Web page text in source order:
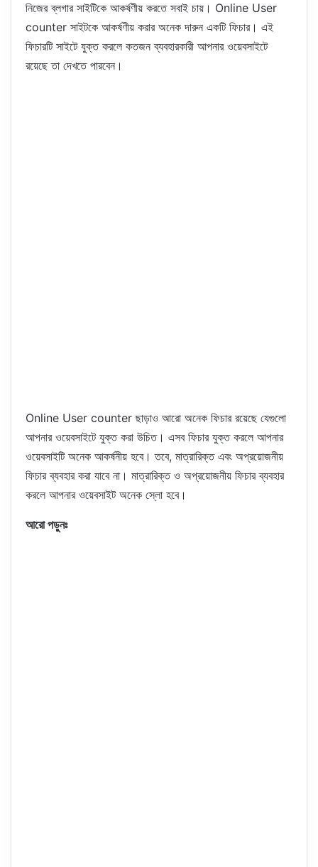
নিজের ব্লগার সাইটিকে আকর্ষণীয় করতে সবাই চায়। Online User
counter সাইটকে আকর্ষণীয় করার অনেক দারুন একটি ফিচার। এই
ফিচারটি সাইটে যুক্ত করলে কতজন ব্যবহারকারী আপনার ওয়েবসাইটে
রয়েছে তা দেখতে পারবেন।
Online User counter ছাড়াও আরো অনেক ফিচার রয়েছে যেগুলো
আপনার ওয়েবসাইটে যুক্ত করা উচিত। এসব ফিচার যুক্ত করলে আপনার
ওয়েবসাইটি অনেক আকর্ষনীয় হবে। তবে, মাত্রারিক্ত এবং অপ্রয়োজনীয়
ফিচার ব্যবহার করা যাবে না। মাত্রারিক্ত ও অপ্রয়োজনীয় ফিচার ব্যবহার
করলে আপনার ওয়েবসাইট অনেক স্লো হবে।
আরো পড়ুনঃ